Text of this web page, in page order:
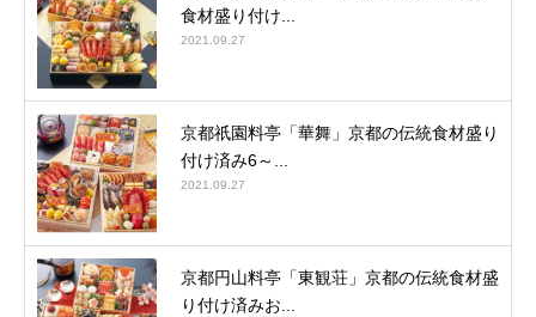
食材盛り付け...
2021.09.27
京都祇園料亭「華舞」京都の伝統食材盛り
付け済み6～...
2021.09.27
京都円山料亭「東観荘」京都の伝統食材盛
り付け済みお...